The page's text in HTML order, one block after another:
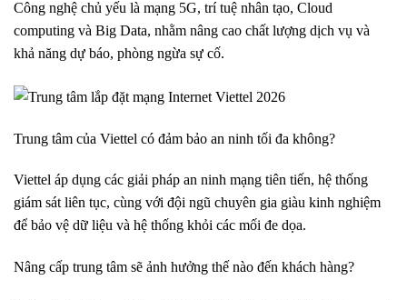
Công nghệ chủ yếu là mạng 5G, trí tuệ nhân tạo, Cloud
computing và Big Data, nhằm nâng cao chất lượng dịch vụ và
khả năng dự báo, phòng ngừa sự cố.
Trung tâm của Viettel có đảm bảo an ninh tối đa không?
Viettel áp dụng các giải pháp an ninh mạng tiên tiến, hệ thống
giám sát liên tục, cùng với đội ngũ chuyên gia giàu kinh nghiệm
để bảo vệ dữ liệu và hệ thống khỏi các mối đe dọa.
Nâng cấp trung tâm sẽ ảnh hưởng thế nào đến khách hàng?